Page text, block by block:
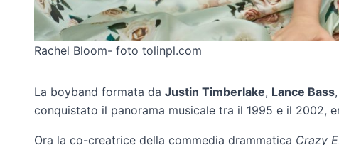
Rachel Bloom- foto tolinpl.com
La boyband formata da Justin Timberlake, Lance Bass,
conquistato il panorama musicale tra il 1995 e il 2002,
Ora la co-creatrice della commedia drammatica Crazy